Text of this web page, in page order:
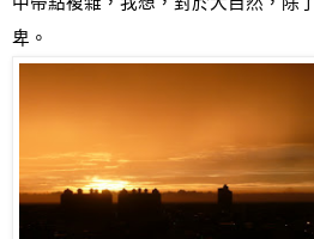
卑 。